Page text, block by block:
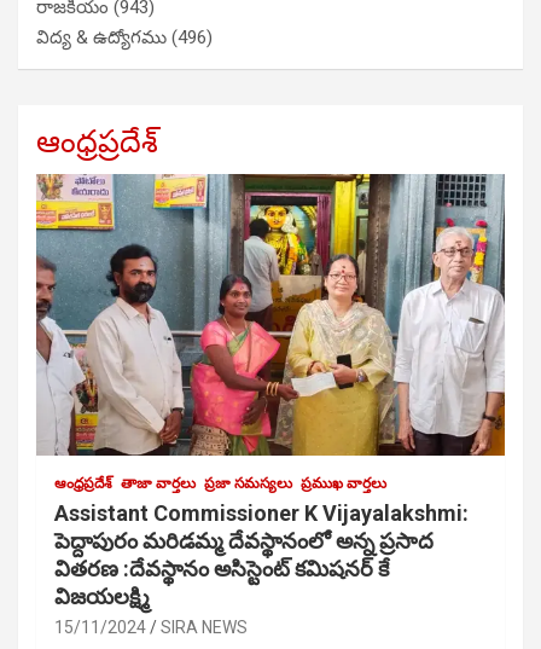
రాజకీయం (943)
విద్య & ఉద్యోగము (496)
ఆంధ్రప్రదేశ్
ఆంధ్రప్రదేశ్ తాజా వార్తలు ప్రజా సమస్యలు ప్రముఖ వార్తలు
Assistant Commissioner K Vijayalakshmi:
పెద్దాపురం మరిడమ్మ దేవస్థానంలో అన్న ప్రసాద
వితరణ :దేవస్థానం అసిస్టెంట్ కమిషనర్ కే
విజయలక్ష్మి
15/11/2024 SIRA NEWS